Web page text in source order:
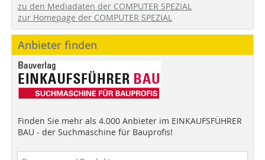
zu den Mediadaten der COMPUTER SPEZIAL
zur Homepage der COMPUTER SPEZIAL
Anbieter finden
Finden Sie mehr als 4.000 Anbieter im EINKAUFSFÜHRER
BAU - der Suchmaschine für Bauprofis!